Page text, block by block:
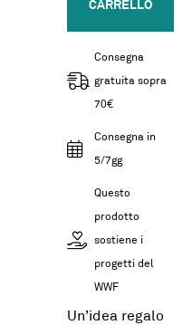
CARRELLO
Consegna
gratuita sopra
70€
Consegna in
5/7gg
Questo
prodotto
sostiene i
progetti del
WWF
Un’idea regalo